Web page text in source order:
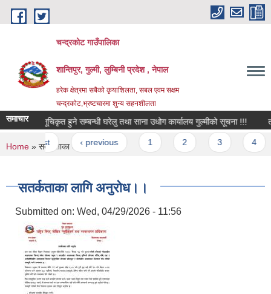
Skip to main content
चन्द्रकोट गाउँपालिका
शान्तिपुर, गुल्मी, लुम्बिनी प्रदेश , नेपाल
हरेक क्षेत्रमा सबैको कृयाशिलता, सबल एवम सक्षम
चन्द्रकोट,भ्रष्टचारमा शुन्य सहनशीलता
समाचार
प्रशिक्षक सूचिकृत हुने सम्बन्धी घरेलु तथा साना उधोग कार्यालय गुल्मीको सूचना !!! तह
Pages ‹ previous
You are here
Home » सतर्कताका लागि अनुरोध।।
सतर्कताका लागि अनुरोध।।
Submitted on: Wed, 04/29/2026 - 11:56